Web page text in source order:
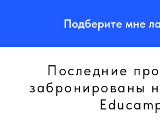
Подберите мне
Последние
забронированы